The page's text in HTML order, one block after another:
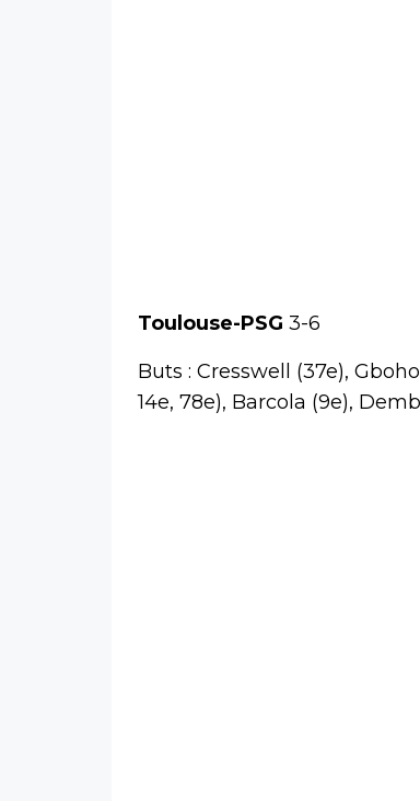
Toulouse-PSG 3-6
Buts : Cresswell (37e),
14e, 78e), Barcola (9e),